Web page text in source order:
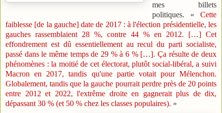
mes billets
politiques. « Cette
faiblesse [de la gauche] date de 2017 : à l'élection présidentielle, les
gauches rassemblaient 28 %, contre 44 % en 2012. […] Cet
effondrement est dû essentiellement au recul du parti socialiste,
passé dans le même temps de 29 % à 6 % […]. Ça résulte de deux
phénomènes : la moitié de cet électorat, plutôt social-libéral, a suivi
Macron en 2017, tandis qu'une partie votait pour Mélenchon.
Globalement, tandis que la gauche pourrait perdre près de 20 points
entre 2012 et 2022, l'extrême droite en gagnerait plus de dix,
dépassant 30 % (et 50 % chez les classes populaires). »